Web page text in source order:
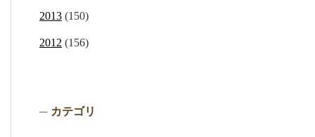
2013 (150)
2012 (156)
カテゴリ